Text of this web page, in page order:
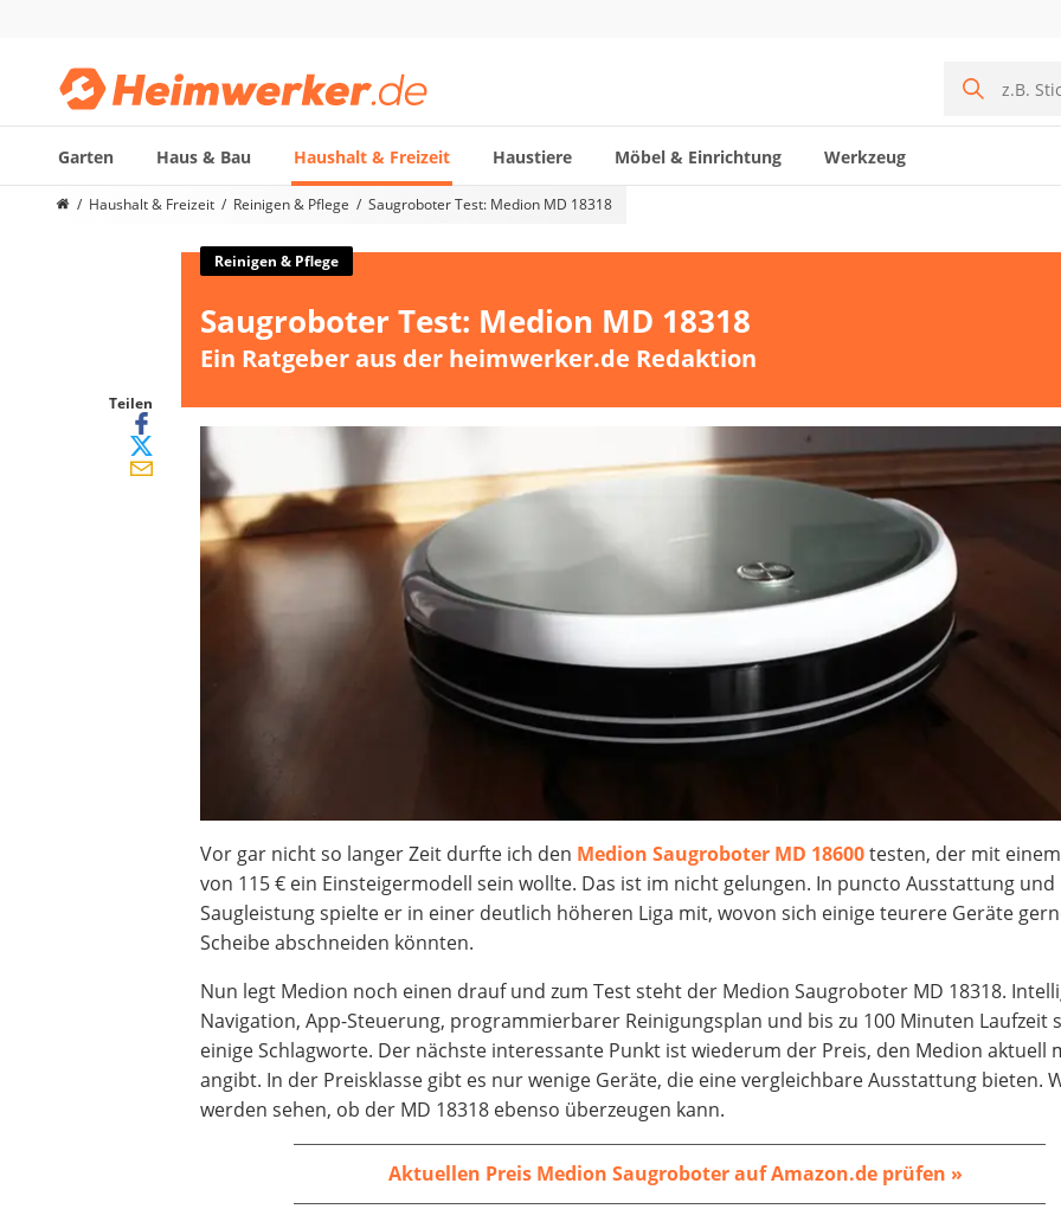
Garten Haus & Bau Haushalt & Freizeit Haustiere Möbel & Einrichtung Werkzeug
Die beliebtesten Vergleiche nach Kategorie
Induktionskochfeld
Tischgeschirrspüler
Elektronische Dartscheibe
Beschriftungsgerät
Beheizbare Handschuhe
Haushalt & Freizeit Reinigen & Pflege Saugroboter Test: Medion MD 18318
Teilen
Reinigen & Pflege
Saugroboter Test: Medion MD 18318
Ein Ratgeber aus der heimwerker.de Redaktion
Vor gar nicht so langer Zeit durfte ich den Medion Saugroboter MD 18600testen, der mit
von 115 € ein Einsteigermodell sein wollte. Das ist im nicht gelungen. In puncto Ausstattung und
Saugleistung spielte er in einer deutlich höheren Liga mit, wovon sich einige teurere Geräte
Scheibe abschneiden könnten.
Nun legt Medion noch einen drauf und zum Test steht der Medion Saugroboter MD 18318.
Navigation, App-Steuerung, programmierbarer Reinigungsplan und bis zu 100 Minuten Laufzeit
einige Schlagworte. Der nächste interessante Punkt ist wiederum der Preis, den Medion aktuell
angibt. In der Preisklasse gibt es nur wenige Geräte, die eine vergleichbare Ausstattung bieten.
werden sehen, ob der MD 18318 ebenso überzeugen kann.
Aktuellen Preis Medion Saugroboter auf Amazon.de prüfen »